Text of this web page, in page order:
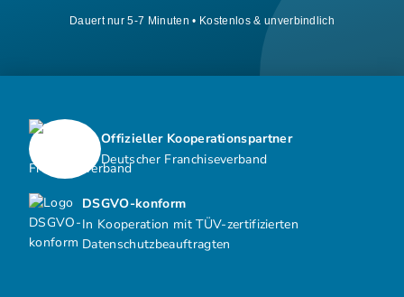
Dauert nur 5-7 Minuten • Kostenlos & unverbindlich
DSGVO-konform
In Kooperation mit TÜV-zertifizierten
Datenschutzbeauftragten
Offizieller Kooperationspartner
Deutscher Franchiseverband